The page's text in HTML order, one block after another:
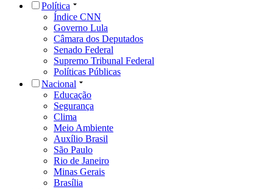
Política
Índice CNN
Governo Lula
Câmara dos Deputados
Senado Federal
Supremo Tribunal Federal
Políticas Públicas
Nacional
Educação
Segurança
Clima
Meio Ambiente
Auxílio Brasil
São Paulo
Rio de Janeiro
Minas Gerais
Brasília